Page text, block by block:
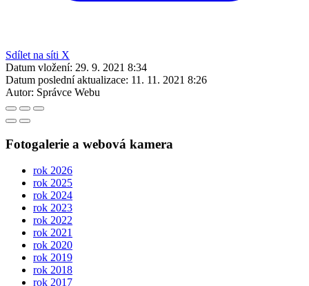
Sdílet na síti X
Datum vložení: 29. 9. 2021 8:34
Datum poslední aktualizace: 11. 11. 2021 8:26
Autor: Správce Webu
Fotogalerie a webová kamera
rok 2026
rok 2025
rok 2024
rok 2023
rok 2022
rok 2021
rok 2020
rok 2019
rok 2018
rok 2017